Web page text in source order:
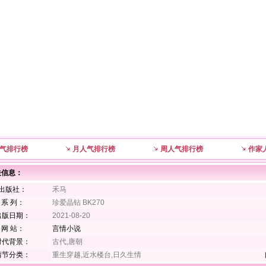
排行榜 月人气排行榜 周人气排行榜 作家
息：
版社：
禾马
系 列：
珍爱晶钻 BK270
日期：
2021-08-20
网 站：
言情小说
背景：
古代,唐朝
分类：
重生穿越,近水楼台,日久生情